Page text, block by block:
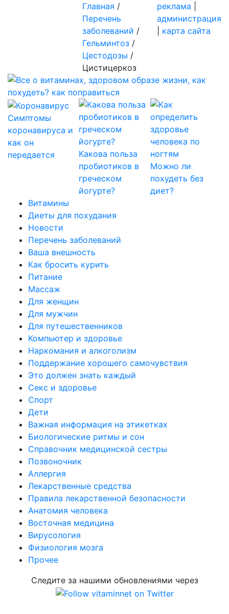
Главная /
Перечень
заболеваний /
Гельминтоз /
Цестодозы /
Цистицеркоз
реклама
администрация
карта сайта
Симптомы
коронавируса и
как он
передается
Какова польза
пробиотиков в
греческом
йогурте?
Можно ли
похудеть без
диет?
Витамины
Диеты для похудания
Новости
Перечень заболеваний
Ваша внешность
Как бросить курить
Питание
Массаж
Для женщин
Для мужчин
Для путешественников
Компьютер и здоровье
Наркомания и алкоголизм
Поддержание хорошего самочувствия
Это должен знать каждый
Секс и здоровье
Спорт
Дети
Важная информация на этикетках
Биологические ритмы и сон
Справочник медицинской сестры
Позвоночник
Аллергия
Лекарственные средства
Правила лекарственной безопасности
Aнатомия человека
Восточная медицина
Вирусология
Физиология мозга
Прочее
Следите за нашими обновлениями через